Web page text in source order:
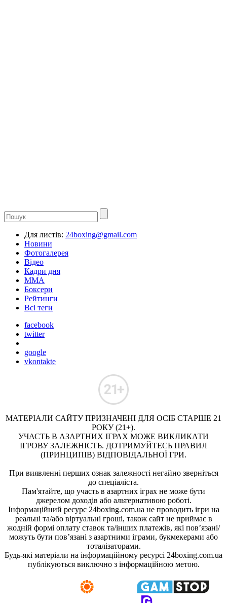
Для листів: 24boxing@gmail.com
Новини
Фотогалерея
Відео
Кадри дня
ММА
Боксери
Рейтинги
Всі теги
facebook
twitter
google
vkontakte
МАТЕРІАЛИ САЙТУ ПРИЗНАЧЕНІ ДЛЯ ОСІБ СТАРШЕ 21
РОКУ (21+).
УЧАСТЬ В АЗАРТНИХ ІГРАХ МОЖЕ ВИКЛИКАТИ
ІГРОВУ ЗАЛЕЖНІСТЬ. ДОТРИМУЙТЕСЬ ПРАВИЛ
(ПРИНЦИПІВ) ВІДПОВІДАЛЬНОЇ ГРИ.
При виявленні перших ознак залежності негайно зверніться
до спеціаліста.
Пам'ятайте, що участь в азартних іграх не може бути
джерелом доходів або альтернативою роботі.
Інформаційний ресурс 24boxing.com.ua не проводить ігри на
реальні та/або віртуальні гроші, також сайт не приймає в
жодній формі оплату ставок та/інших платежів, які пов’язані/
можуть бути пов’язані з азартними іграми, букмекерами або
тоталізаторами.
Будь-які матеріали на інформаційному ресурсі 24boxing.com.ua
публікуються виключно з інформаційною метою.